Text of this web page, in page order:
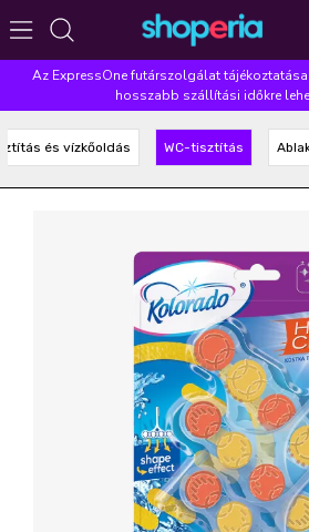
Népszerű kategóriák
Szépségápolás Élelmiszer
Takarítás Baba-mama Háztartás
Népszerű keresések
leukoplast ariel lenor finish
Az ExpressOne futárszolgálat
hosszabb szállítási időkre
és vízkőoldás WC-tisztítás